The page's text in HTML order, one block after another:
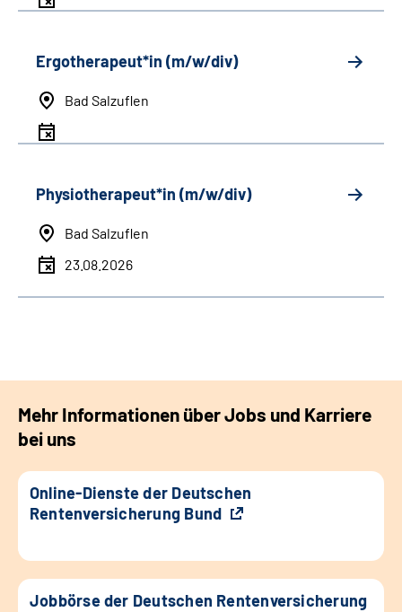
Ergotherapeut*in (m/w/div)
Bad Salzuflen
Physiotherapeut*in (m/w/div)
Bad Salzuflen
23.08.2026
Mehr Informationen über Jobs und Karriere
bei uns
Online-Dienste der Deutschen
Rentenversicherung Bund
Jobbörse der Deutschen Rentenversicherung